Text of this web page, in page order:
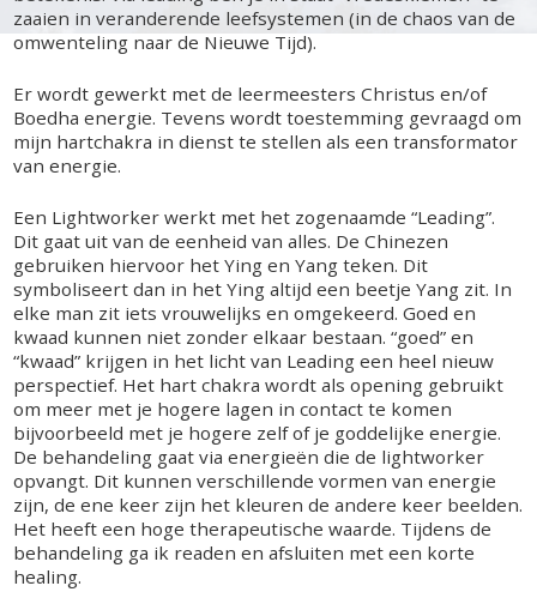
Ayurvedische massage
Ayuverda voetmassage
Metamorfose massage
Zwangerschapsmassage
Indiase hoofdmassage
Breuss Massage
Inner Cycles Massage
Behandelingen
Master Reader & Healer
Lightworker Leading
Kansa Wand
Dorn Therapie
Cupping Gezicht en therapie
Cupping Lichaam therapie
Bach Bloesemremedie
Celzouten
Oorkaarsen
Prijzen
Over InnerZijn
zaaien in veranderende leefsystemen (in de chaos van de
omwenteling naar de Nieuwe Tijd).
Er wordt gewerkt met de leermeesters Christus en/of
Boedha energie. Tevens wordt toestemming gevraagd om
mijn hartchakra in dienst te stellen als een transformator
van energie.
Een Lightworker werkt met het zogenaamde “Leading”.
Dit gaat uit van de eenheid van alles. De Chinezen
gebruiken hiervoor het Ying en Yang teken. Dit
symboliseert dan in het Ying altijd een beetje Yang zit. In
elke man zit iets vrouwelijks en omgekeerd. Goed en
kwaad kunnen niet zonder elkaar bestaan. “goed” en
“kwaad” krijgen in het licht van Leading een heel nieuw
perspectief. Het hart chakra wordt als opening gebruikt
om meer met je hogere lagen in contact te komen
bijvoorbeeld met je hogere zelf of je goddelijke energie.
De behandeling gaat via energieën die de lightworker
opvangt. Dit kunnen verschillende vormen van energie
zijn, de ene keer zijn het kleuren de andere keer beelden.
Het heeft een hoge therapeutische waarde. Tijdens de
behandeling ga ik readen en afsluiten met een korte
healing.